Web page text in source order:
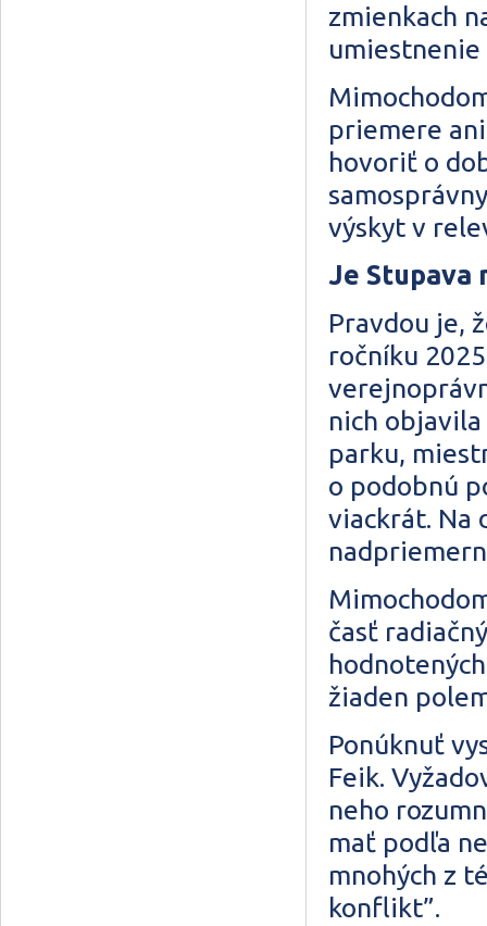
zmienkach
priemere
hovoriť o
výskyt v
Je Stupava
Pravdou je,
ročníku
nich
parku,
o podobnú
viackrát. Na
časť
žiaden
Ponúknuť
Feik.
neho
mať podľa
mnohých z
konflikt”.